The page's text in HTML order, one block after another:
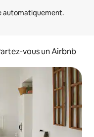
vous un Airbnb